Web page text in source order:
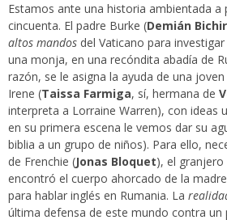
Estamos ante una historia ambientada a
cincuenta. El padre Burke (Demián Bichir
altos mandos del Vaticano para
una monja, en una recóndita abadía de
razón, se le asigna la ayuda de una
Irene (Taissa Farmiga, sí, hermana de
interpreta a Lorraine Warren), con ideas
en su primera escena le vemos dar su
biblia a un grupo de niños). Para ello,
de Frenchie (Jonas Bloquet), el
encontró el cuerpo ahorcado de la
para hablar inglés en Rumania. La
última defensa de este mundo contra un